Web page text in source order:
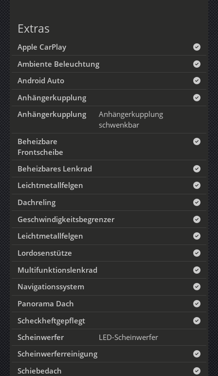
Extras
Apple CarPlay
Ambiente Beleuchtung
Android Auto
Anhängerkupplung
Anhängerkupplung
Anhängerkupplung
schwenkbar
Beheizbare
Frontscheibe
Beheizbares Lenkrad
Leichtmetallfelgen
Dachreling
Geschwindigkeitsbegrenzer
Leichtmetallfelgen
Lordosenstütze
Multifunktionslenkrad
Navigationssystem
Panorama Dach
Scheckheftgepflegt
Scheinwerfer
LED-Scheinwerfer
Scheinwerferreinigung
Schiebedach